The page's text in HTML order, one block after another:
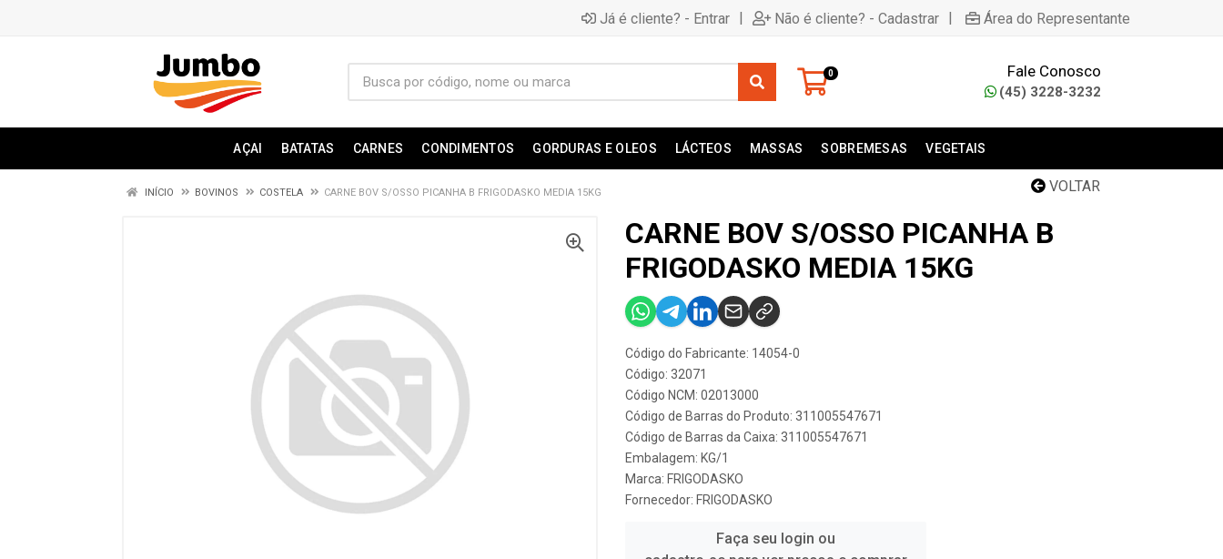
Já é cliente? - Entrar | Não é cliente? - Cadastrar | Área do Representante
0 Fale Conosco
(45) 3228-3232
AÇAI BATATAS CARNES CONDIMENTOS GORDURAS E OLEOS LÁCTEOS MASSAS SOBREMESAS VEGETAIS
VOLTAR
INÍCIO BOVINOS COSTELA CARNE BOV S/OSSO PICANHA B FRIGODASKO MEDIA 15KG
CARNE BOV S/OSSO PICANHA B
FRIGODASKO MEDIA 15KG
Código do Fabricante: 14054-0
Código: 32071
Código NCM: 02013000
Código de Barras do Produto: 311005547671
Código de Barras da Caixa: 311005547671
Embalagem: KG/1
Marca: FRIGODASKO
Fornecedor: FRIGODASKO
Faça seu login ou